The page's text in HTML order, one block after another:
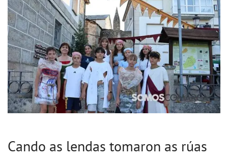
Cando as lendas tomaron as rúas